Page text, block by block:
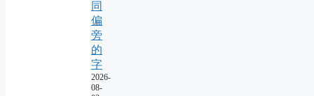
同
偏
旁
的
字
2026-
08-